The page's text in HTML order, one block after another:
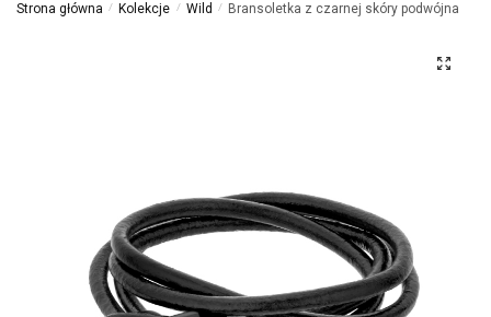
Strona główna / Kolekcje / Wild / Bransoletka z czarnej skóry podwójna